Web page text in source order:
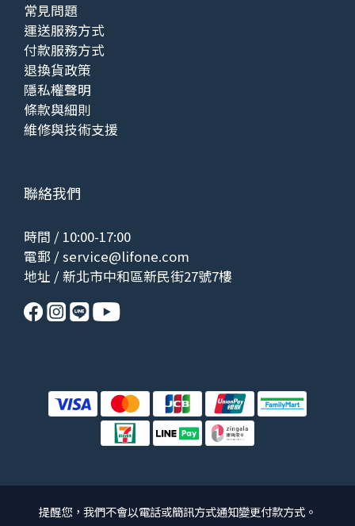
常見問題
運送服務方式
付款服務方式
退換貨政策
隱私權聲明
條款與細則
維修與技術支援
聯絡我們
時間 / 10:00-17:00
電郵 /service@lifone.com
地址 / 新北市中和區新民街27號7樓
提醒您，我們不會以電話或簡訊方式通知變更付款方式。